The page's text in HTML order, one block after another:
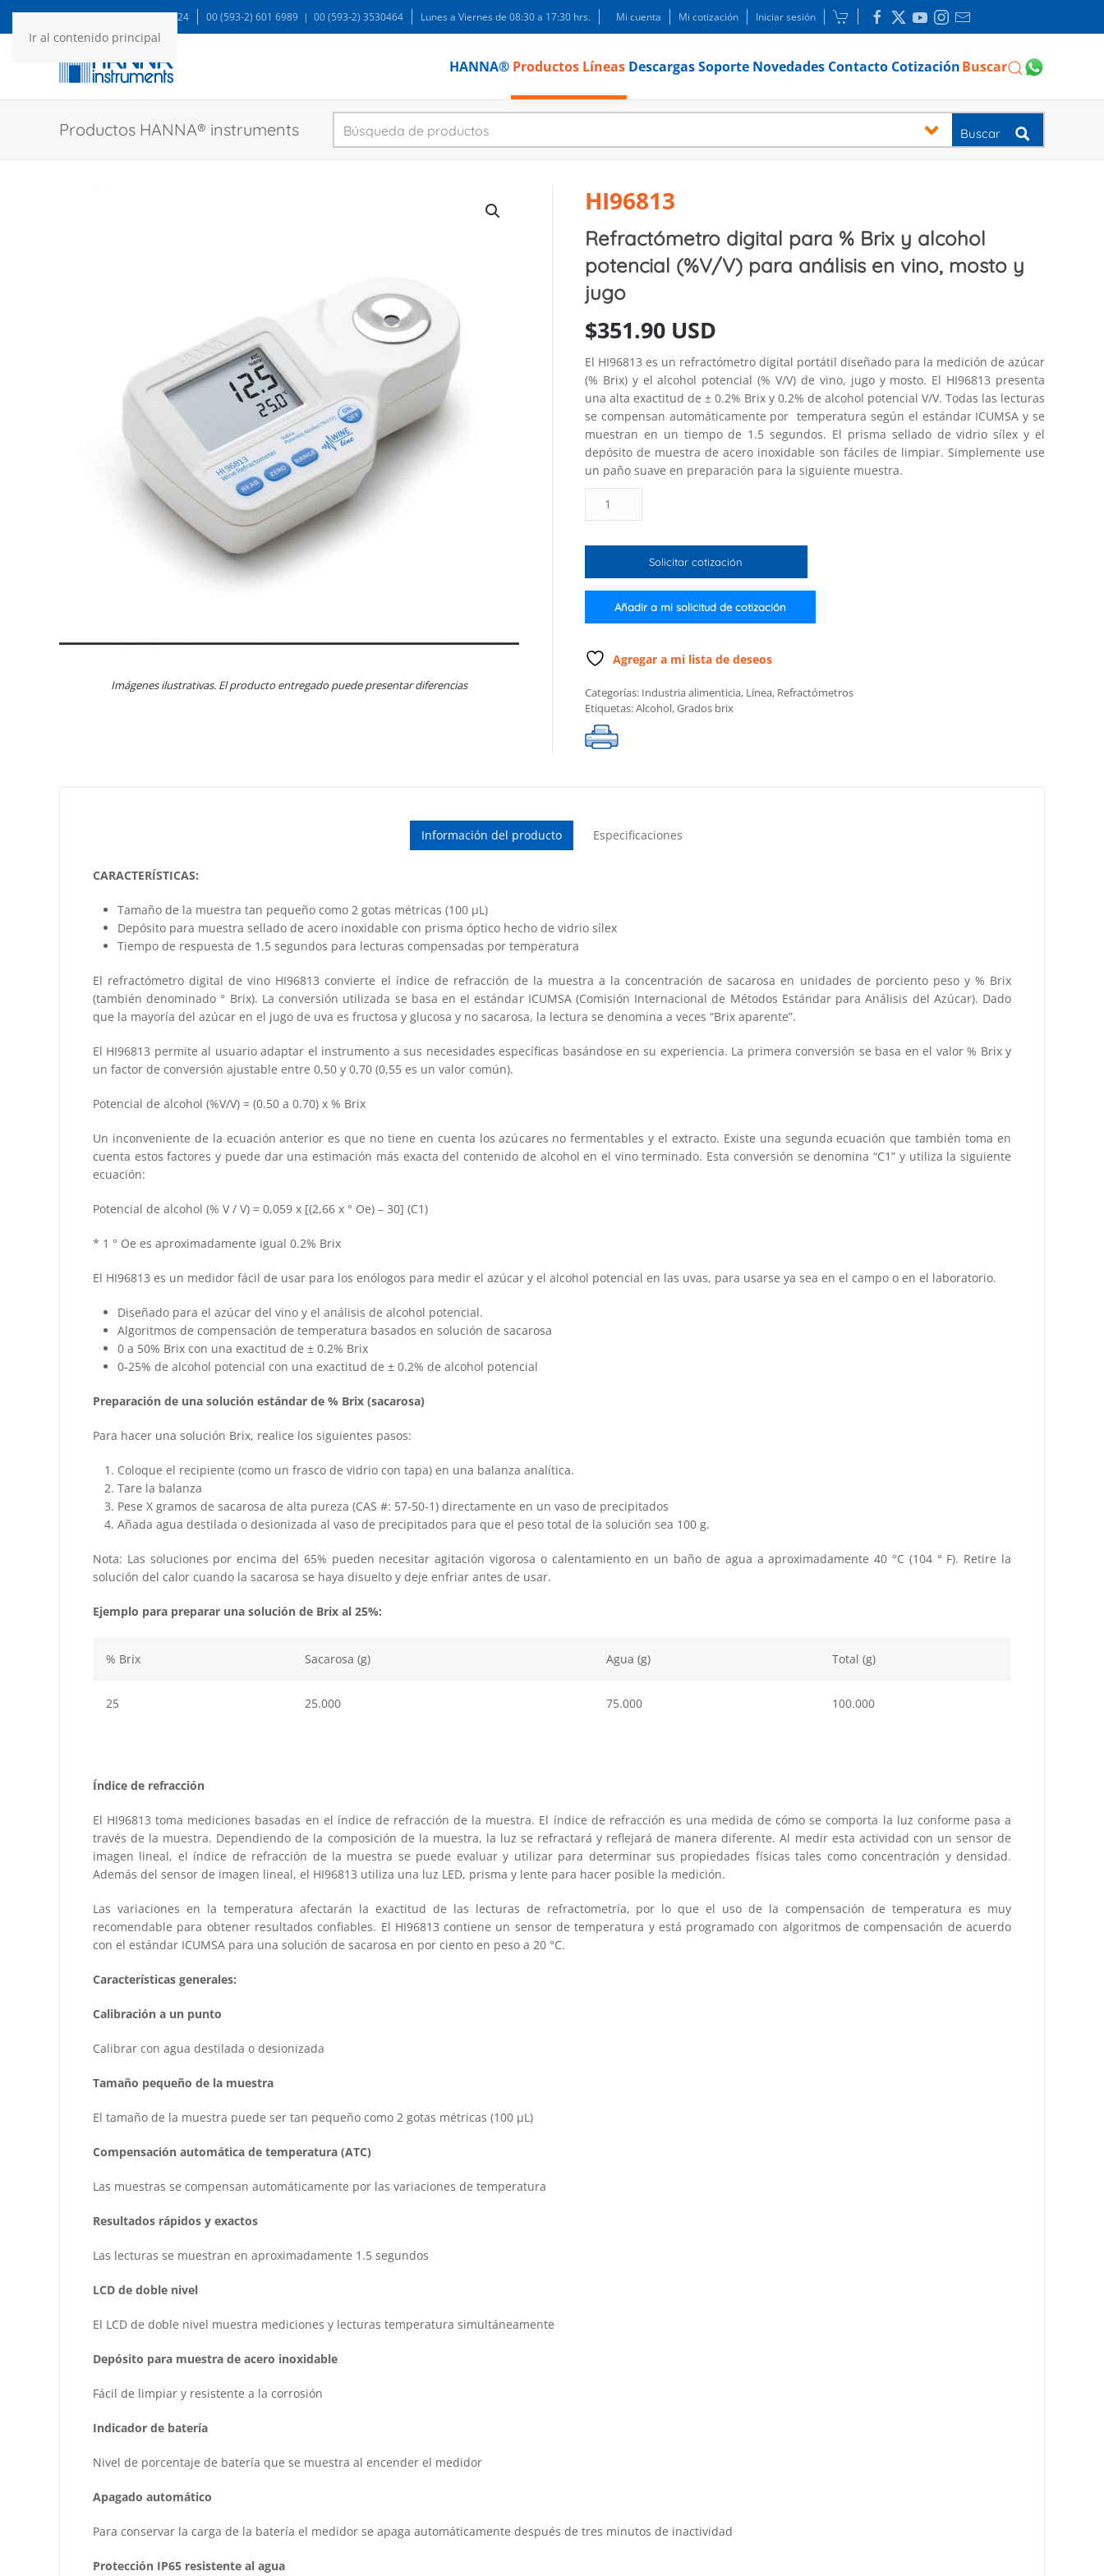
Ir al contenido principal
WA: 99935 1624 00 (593-2) 601 6989 | 00 (593-2) 3530464 Lunes a Viernes de 08:30 a 17:30 hrs. Mi cuenta Mi cotización Iniciar sesión
HANNA® Productos Líneas DescargasSoporte Novedades Contacto CotizaciónBuscar
Productos HANNA® instruments Buscar
Imágenes ilustrativas. El producto entregado puede presentar diferencias
HI96813
Refractómetro digital para % Brix y alcohol
potencial (%V/V) para análisis en vino, mosto y
jugo
$351.90 USD
El HI96813 es un refractómetro digital portátil diseñado para la medición de azúcar
(% Brix) y el alcohol potencial (% V/V) de vino, jugo y mosto. El HI96813 presenta
una alta exactitud de ± 0.2% Brix y 0.2% de alcohol potencial V/V. Todas las lecturas
se compensan automáticamente por temperatura según el estándar ICUMSA y se
muestran en un tiempo de 1.5 segundos. El prisma sellado de vidrio sílex y el
depósito de muestra de acero inoxidable son fáciles de limpiar. Simplemente use
un paño suave en preparación para la siguiente muestra.
digital
%
alcohol
potencial
para
en
vino,
mosto
y
Solicitar cotización
Añadir a mi solicitud de cotización
Agregar a mi lista de deseos
Categorías: Industria alimenticia, Línea, Refractómetros
Etiquetas:Alcohol,Grados brix
Información del producto Especificaciones
CARACTERÍSTICAS:
Tamaño de la muestra tan pequeño como 2 gotas métricas (100 μL)
Depósito para muestra sellado de acero inoxidable con prisma óptico hecho de vidrio sílex
Tiempo de respuesta de 1.5 segundos para lecturas compensadas por temperatura
El refractómetro digital de vino HI96813 convierte el índice de refracción de la muestra a la concentración de sacarosa en unidades de porciento peso y % Brix
(también denominado ° Brix). La conversión utilizada se basa en el estándar ICUMSA (Comisión Internacional de Métodos Estándar para Análisis del Azúcar). Dado
que la mayoría del azúcar en el jugo de uva es fructosa y glucosa y no sacarosa, la lectura se denomina a veces “Brix aparente”.
El HI96813 permite al usuario adaptar el instrumento a sus necesidades específicas basándose en su experiencia. La primera conversión se basa en el valor % Brix y
un factor de conversión ajustable entre 0,50 y 0,70 (0,55 es un valor común).
Potencial de alcohol (%V/V) = (0.50 a 0.70) x % Brix
Un inconveniente de la ecuación anterior es que no tiene en cuenta los azúcares no fermentables y el extracto. Existe una segunda ecuación que también toma en
cuenta estos factores y puede dar una estimación más exacta del contenido de alcohol en el vino terminado. Esta conversión se denomina “C1” y utiliza la siguiente
ecuación:
Potencial de alcohol (% V / V) = 0,059 x [(2,66 x ° Oe) – 30] (C1)
* 1 ° Oe es aproximadamente igual 0.2% Brix
El HI96813 es un medidor fácil de usar para los enólogos para medir el azúcar y el alcohol potencial en las uvas, para usarse ya sea en el campo o en el laboratorio.
Diseñado para el azúcar del vino y el análisis de alcohol potencial.
Algoritmos de compensación de temperatura basados ​​en solución de sacarosa
0 a 50% Brix con una exactitud de ± 0.2% Brix
0-25% de alcohol potencial con una exactitud de ± 0.2% de alcohol potencial
Preparación de una solución estándar de % Brix (sacarosa)
Para hacer una solución Brix, realice los siguientes pasos:
Coloque el recipiente (como un frasco de vidrio con tapa) en una balanza analítica.
Tare la balanza
Pese X gramos de sacarosa de alta pureza (CAS #: 57-50-1) directamente en un vaso de precipitados
Añada agua destilada o desionizada al vaso de precipitados para que el peso total de la solución sea 100 g.
Nota: Las soluciones por encima del 65% pueden necesitar agitación vigorosa o calentamiento en un baño de agua a aproximadamente 40 °C (104 ° F). Retire la
solución del calor cuando la sacarosa se haya disuelto y deje enfriar antes de usar.
Ejemplo para preparar una solución de Brix al 25%:
% Brix Sacarosa (g) Agua (g) Total (g)
25 25.000 75.000 100.000
Índice de refracción
El HI96813 toma mediciones basadas en el índice de refracción de la muestra. El índice de refracción es una medida de cómo se comporta la luz conforme pasa a
través de la muestra. Dependiendo de la composición de la muestra, la luz se refractará y reflejará de manera diferente. Al medir esta actividad con un sensor de
imagen lineal, el índice de refracción de la muestra se puede evaluar y utilizar para determinar sus propiedades físicas tales como concentración y densidad.
Además del sensor de imagen lineal, el HI96813 utiliza una luz LED, prisma y lente para hacer posible la medición.
Las variaciones en la temperatura afectarán la exactitud de las lecturas de refractometría, por lo que el uso de la compensación de temperatura es muy
recomendable para obtener resultados confiables. El HI96813 contiene un sensor de temperatura y está programado con algoritmos de compensación de acuerdo
con el estándar ICUMSA para una solución de sacarosa en por ciento en peso a 20 °C.
Características generales:
Calibración a un punto
Calibrar con agua destilada o desionizada
Tamaño pequeño de la muestra
El tamaño de la muestra puede ser tan pequeño como 2 gotas métricas (100 μL)
Compensación automática de temperatura (ATC)
Las muestras se compensan automáticamente por las variaciones de temperatura
Resultados rápidos y exactos
Las lecturas se muestran en aproximadamente 1.5 segundos
LCD de doble nivel
El LCD de doble nivel muestra mediciones y lecturas temperatura simultáneamente
Depósito para muestra de acero inoxidable
Fácil de limpiar y resistente a la corrosión
Indicador de batería
Nivel de porcentaje de batería que se muestra al encender el medidor
Apagado automático
Para conservar la carga de la batería el medidor se apaga automáticamente después de tres minutos de inactividad
Protección IP65 resistente al agua